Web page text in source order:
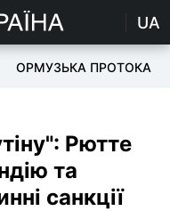
UA
ОРМУЗЬКА ПРОТОКА
Рютте
та
санкції